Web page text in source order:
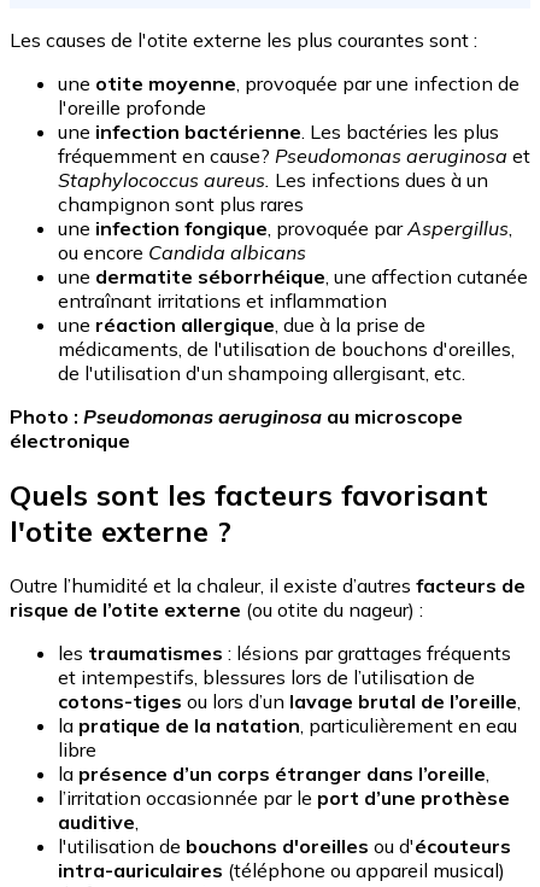
Les causes de l'otite externe les plus courantes sont :
une otite moyenne, provoquée par une infection de
l'oreille profonde
une infection bactérienne. Les bactéries les plus
fréquemment en cause? Pseudomonas aeruginosa et
Staphylococcus aureus. Les infections dues à un
champignon sont plus rares
une infection fongique, provoquée parAspergillus,
ou encore Candida albicans
une dermatite séborrhéique, une affection cutanée
entraînant irritations et inflammation
une réaction allergique, due à la prise de
médicaments, de l'utilisation de bouchons d'oreilles,
de l'utilisation d'un shampoing allergisant, etc.
Photo : Pseudomonas aeruginosa au microscope
électronique
Quels sont les facteurs favorisant
l'otite externe ?
Outre l’humidité et la chaleur, il existe d’autres facteurs de
risque de l’otite externe (ou otite du nageur) :
les traumatismes : lésions par grattages fréquents
et intempestifs, blessures lors de l’utilisation de
cotons-tiges ou lors d’un lavage brutal de l’oreille,
la pratique de la natation, particulièrement en eau
libre
la présence d’un corps étranger dans l’oreille,
l’irritation occasionnée par le port d’une prothèse
auditive,
l'utilisation de bouchons d'oreilles ou d'écouteurs
intra-auriculaires (téléphone ou appareil musical)